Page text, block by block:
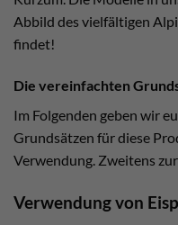
Abbild des vielfältigen
findet!
Die vereinfachten
Im Folgenden geben wir
Grundsätzen für diese
Verwendung. Zweitens
Verwendung von